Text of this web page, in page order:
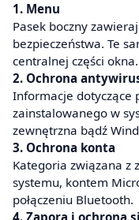
1. Menu
Pasek boczny
bezpieczeństwa. Te
centralnej części okna.
2. Ochrona
Informacje dotyczące
zainstalowanego w
zewnętrzna bądź
3. Ochrona konta
Kategoria związana z
systemu, kontem
połączeniu Bluetooth.